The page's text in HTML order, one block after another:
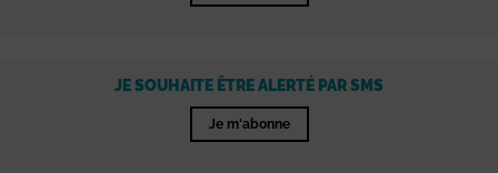
JE SOUHAITE ÊTRE ALERTÉ PAR SMS
Je m'abonne